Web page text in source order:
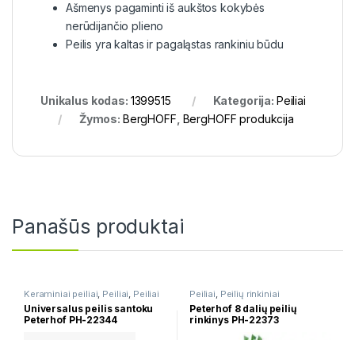
Ašmenys pagaminti iš aukštos kokybės
nerūdijančio plieno
Peilis yra kaltas ir pagaląstas rankiniu būdu
Unikalus kodas: 1399515 Kategorija: Peiliai
Žymos: BergHOFF BergHOFF produkcija
Panašūs produktai
Keraminiai peiliai, Peiliai, Peiliai
Universalus peilis santoku
Peterhof PH-22344
Peiliai, Peilių rinkiniai
Peterhof 8 dalių peilių
rinkinys PH-22373